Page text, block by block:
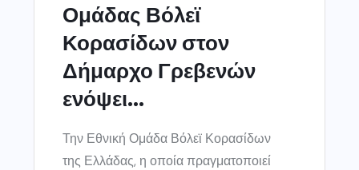
Ομάδας Βόλεϊ
Κορασίδων στον
Δήμαρχο Γρεβενών
ενόψει...
Την Εθνική Ομάδα Βόλεϊ Κορασίδων
της Ελλάδας, η οποία πραγματοποιεί